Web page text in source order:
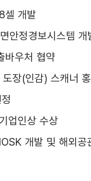
셀 개발
안정경보시스템 개
바우처 협약
장(인감) 스캐너
업인상 수상
개발 및 해외공